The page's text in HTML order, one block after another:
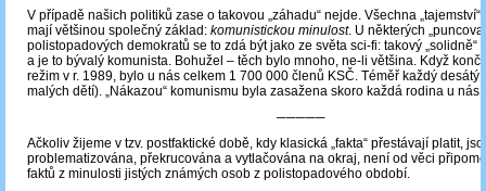
V případě našich politiků zase o takovou „záhadu“ nejde. Všechna
mají většinou společný základ: komunistickou minulost. U některých
polistopadových demokratů se to zdá být jako ze světa sci-fi: takový „solidně“
a je to bývalý komunista. Bohužel – těch bylo mnoho, ne-li většina. Když
režim v r. 1989, bylo u nás celkem 1 700 000 členů KSČ. Téměř každý desátý
malých dětí). „Nákazou“ komunismu byla zasažena skoro každá rodina u nás.
─────
Ačkoliv žijeme v tzv. postfaktické době, kdy klasická „fakta“ přestávají platit,
problematizována, překrucována a vytlačována na okraj, není od věci
faktů z minulosti jistých známých osob z polistopadového období.